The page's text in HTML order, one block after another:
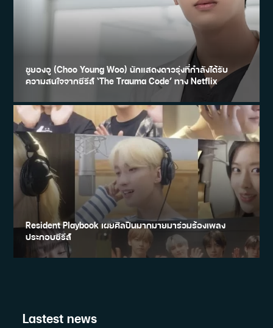
ชูยองอู (Choo Young Woo) นักแสดงดาวรุ่งที่กำลังได้รับ
ความสนใจจากซีรีส์ ‘The Trauma Code’ ทาง Netflix
Resident Playbook เผยศิลปินมากมายมาร่วมร้องเพลง
ประกอบซีรีส์
Lastest news